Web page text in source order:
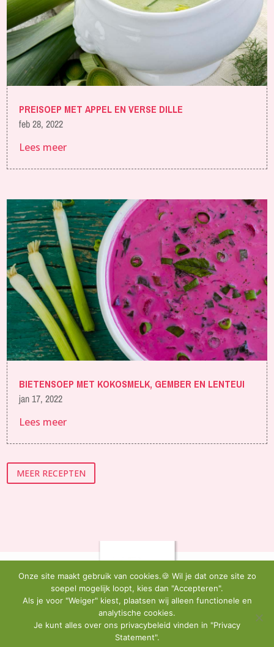
PREISOEP MET APPEL EN VERSE DILLE
feb 28, 2022
Lees meer
BIETENSOEP MET KOKOSMELK, GEMBER EN LENTEUI
jan 17, 2022
Lees meer
MEER RECEPTEN
Onze site maakt gebruik van cookies.🍪 Wil je dat onze site zo
soepel mogelijk loopt, kies dan "Accepteren".
Als je voor "Weiger" kiest, plaatsen wij alleen functionele en
analytische cookies.
Je kunt alles over ons privacybeleid vinden in "Privacy
Statement".